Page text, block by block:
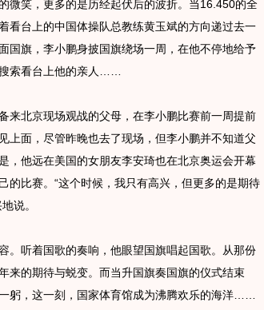
微笑，更多的是历经起伏后的波折。当16.450的全
看台上的中国体操队总教练黄玉斌的方向递过去一
国旗，李小鹏身披国旗绕场一周，在他不停地给予
索看台上他的亲人……
北京现场观战的父母，在李小鹏比赛前一周提前
上面，尽管昨晚也去了现场，但李小鹏并不知道父
，他远在美国的女朋友李安琦也在北京奥运会开幕
的比赛。“这个时候，我只有高兴，但更多的是期待
说。
听着国歌的奏响，他眼望国旗唱起国歌。从那份
来的期待与蜕变。而当升国旗奏国旗的仪式结束
躬，这一刻，国家体育馆成为沸腾欢乐的海洋……